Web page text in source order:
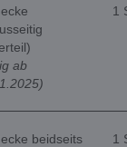
ab
1
beidseits
1